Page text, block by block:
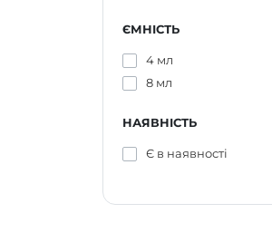
ЄМНІСТЬ
4 мл
8 мл
НАЯВНІСТЬ
Є в наявності